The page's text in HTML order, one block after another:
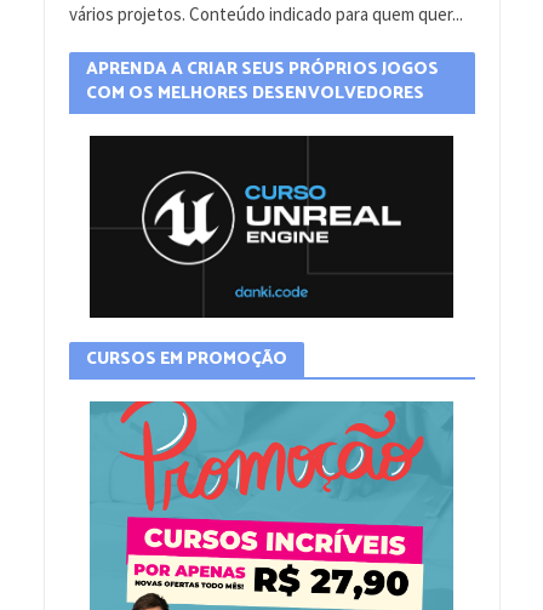
vários projetos. Conteúdo indicado para quem quer...
APRENDA A CRIAR SEUS PRÓPRIOS JOGOS
COM OS MELHORES DESENVOLVEDORES
CURSOS EM PROMOÇÃO